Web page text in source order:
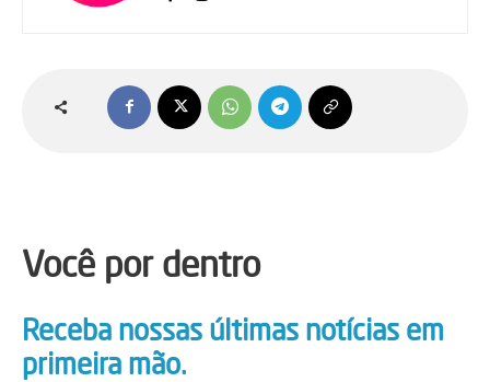
Você por dentro
Receba nossas últimas notícias em
primeira mão.